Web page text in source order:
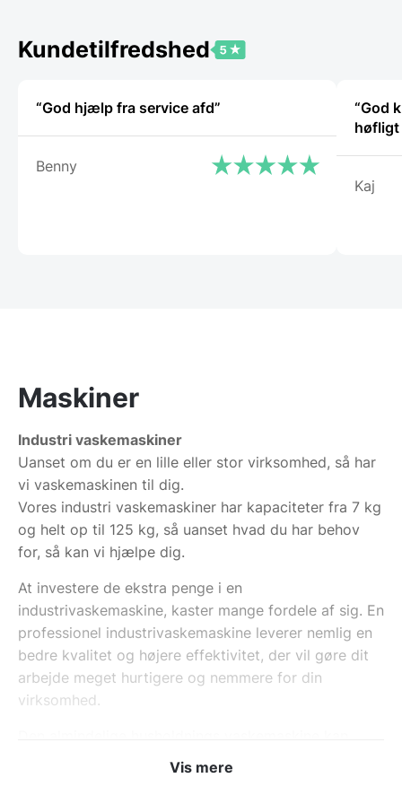
Kundetilfredshed
“God hjælp fra service afd”
Benny
“God
høfligt
Kaj
Maskiner
Industri vaskemaskiner
Uanset om du er en lille eller stor virksomhed, så har
vi vaskemaskinen til dig.
Vores industri vaskemaskiner har kapaciteter fra 7 kg
og helt op til 125 kg, så uanset hvad du har behov
for, så kan vi hjælpe dig.
At investere de ekstra penge i en
industrivaskemaskine, kaster mange fordele af sig. En
professionel industrivaskemaskine leverer nemlig en
bedre kvalitet og højere effektivitet, der vil gøre dit
arbejde meget hurtigere og nemmere for din
virksomhed.
nemlig ikke klare det store arbejdspres, som der kan
Vis mere